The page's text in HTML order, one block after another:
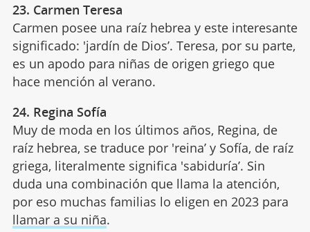
23. Carmen Teresa
Carmen posee una raíz hebrea y este interesante
significado: 'jardín de Dios’. Teresa, por su parte,
es un apodo para niñas de origen griego que
hace mención al verano.
24. Regina Sofía
Muy de moda en los últimos años, Regina, de
raíz hebrea, se traduce por 'reina’ y Sofía, de raíz
griega, literalmente significa 'sabiduría’. Sin
duda una combinación que llama la atención,
por eso muchas familias lo eligen en 2023 para
llamar a su niña.